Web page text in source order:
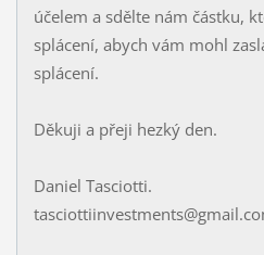
účelem a sdělte nám částku,
splácení, abych vám mohl
splácení.
Děkuji a přeji hezký den.
Daniel Tasciotti.